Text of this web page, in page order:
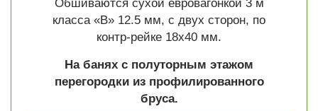
Обшиваются сухой евровагонкой 3 м
класса «В» 12.5 мм, с двух сторон, по
контр-рейке 18х40 мм.
На банях с полуторным этажом
перегородки из профилированного
бруса.